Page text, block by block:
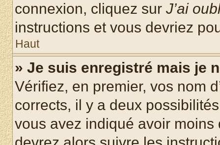
connexion, cliquez sur J’ai
instructions et vous devriez
Haut
» Je suis enregistré mais je
Vérifiez, en premier, vos nom
corrects, il y a deux
vous avez indiqué avoir moins